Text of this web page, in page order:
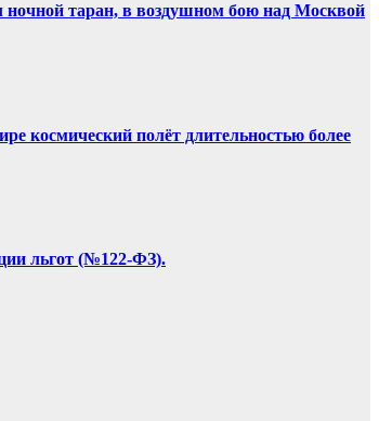
ночной таран, в воздушном бою над Москвой
космический полёт длительностью более
льгот (№122-ФЗ).